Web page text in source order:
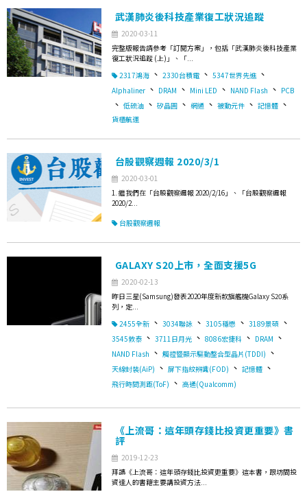
武漢肺炎後科技產業復工狀況追蹤
2020-03-11
完整版報告請參考「訂閱方案」，包括「武漢肺炎後科技產業
復工狀況追蹤 (上)」、「...
2317鴻海 、 2330台積電 、 5347世界先進 、
Alphaliner 、 DRAM 、 Mini LED 、 NAND Flash 、 PCB
、 低硫油 、 矽晶圓 、 網通 、 被動元件 、 記憶體 、
貨櫃航運
台股觀察週報 2020/3/1
2020-03-01
1. 繼我們在「台股觀察週報 2020/2/16」、「台股觀察週報
2020/2...
台股觀察週報
GALAXY S20上市，全面支援5G
2020-02-13
昨日三星(Samsung)發表2020年度新款旗艦機Galaxy S20系
列，定...
2455全新 、 3034聯詠 、 3105穩懋 、 3189景碩 、
3545敦泰 、 3711日月光 、 8086宏捷科 、 DRAM 、
NAND Flash 、 觸控暨顯示驅動整合型晶片(TDDI) 、
天線封裝(AiP) 、 屏下指紋辨識(FOD) 、 記憶體 、
飛行時間測距(ToF) 、 高通(Qualcomm)
《上流哥：這年頭存錢比投資更重要》書
評
2019-12-23
拜讀《上流哥：這年頭存錢比投資更重要》這本書，跟坊間投
資達人的書籍主要講投資方法...